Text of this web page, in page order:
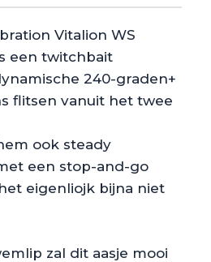
Vitalion WS
een twitchbait
240-graden+
flitsen vanuit het twee
ook steady
een stop-and-go
eigenliojk bijna niet
zal dit aasje mooi